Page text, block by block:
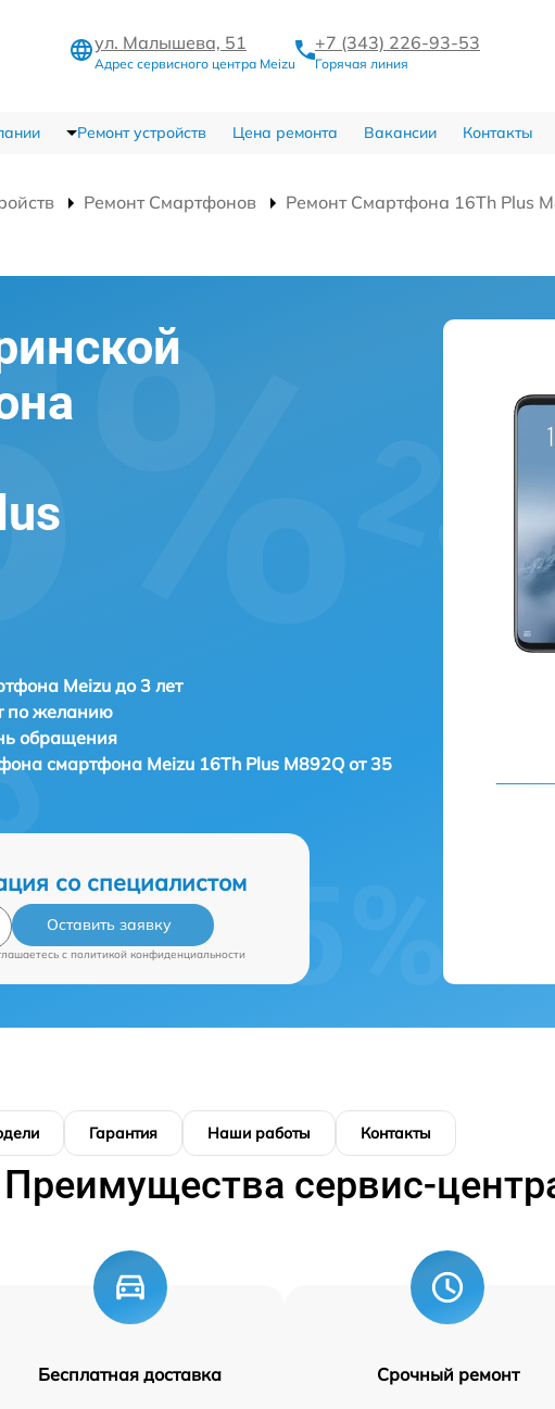
ул. Малышева, 51
Адрес сервисного центра Meizu
+7 (343) 226-93-53
Горячая линия
Ремонт устройств Цена ремонта Вакансии Контакты
Ремонт Смартфонов
Ремонт Смартфона 16Th Plus
Meizu до 3 лет
по желанию
обращения
смартфона Meizu 16Th Plus M892Q от 35
со специалистом
Оставить заявку
c политикой конфиденциальности
Гарантия Наши работы Контакты
Преимущества сервис-
Бесплатная доставка Срочный ремонт